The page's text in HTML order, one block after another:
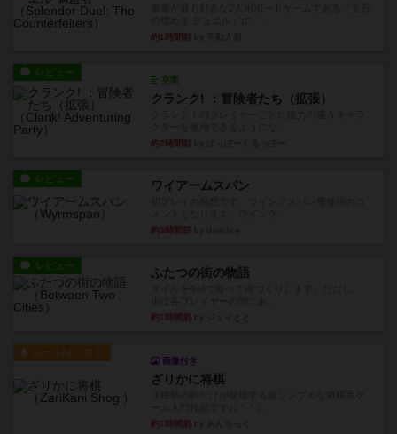
約1時間前
レビュー
充実
クランク! ：冒険者たち（拡張）
約2時間前
レビュー ワイアームスパン
約3時間前
レビュー ふたつの街の物語
約7時間前
ルール/インスト
画像付き
ざりかに将棋
約7時間前